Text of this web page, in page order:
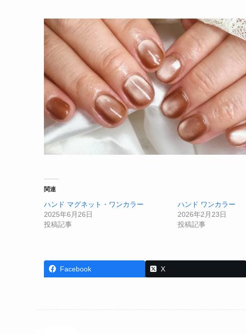
関連
ハンド マグネット・ワンカラー
2025年6月26日
投稿記事
ハンド ワンカラー
2026年2月23日
投稿記事
Facebook X